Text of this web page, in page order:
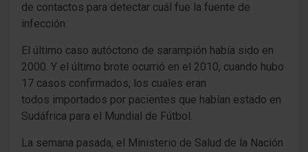
de contactos para detectar cuál fue la fuente de
infección.
El último caso autóctono de sarampión había sido en
2000. Y el último brote ocurrió en el 2010, cuando hubo
17 casos confirmados, los cuales eran
todos importados por pacientes que habían estado en
Sudáfrica para el Mundial de Fútbol.
La semana pasada, el Ministerio de Salud de la Nación